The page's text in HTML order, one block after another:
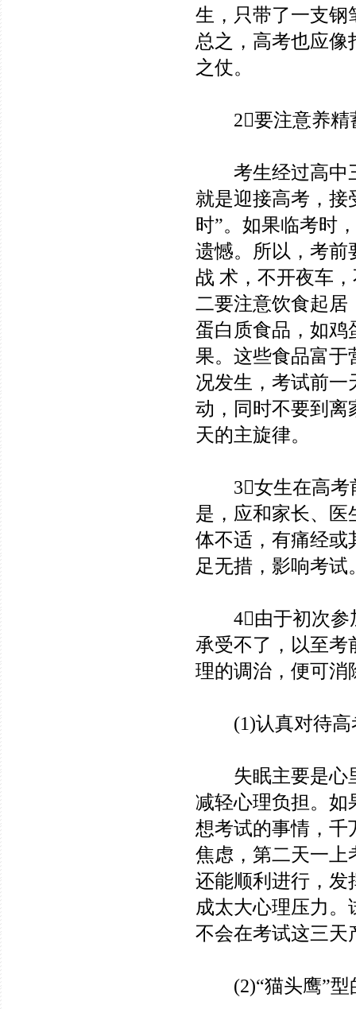
生，只带了一支
总之，高考也应像
之仗。
2要注意养精
考生经过高中三
就是迎接高考，接
时”。如果临考时
遗憾。所以，考前
战 术，不开夜车
二要注意饮食起居
蛋白质食品，如鸡
果。这些食品富于
况发生，考试前一
动，同时不要到离
天的主旋律。
3女生在高考前
是，应和家长、医
体不适，有痛经或
足无措，影响考试
4由于初次参加
承受不了，以至考
理的调治，便可消
(1)认真对待高
失眠主要是心里
减轻心理负担。如
想考试的事情，千
焦虑，第二天一上
还能顺利进行，发
成太大心理压力
不会在考试这三天
(2)“猫头鹰”型